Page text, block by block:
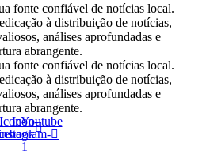
fonte confiável de notícias local.
à distribuição de notícias,
análises aprofundadas e
abrangente.
fonte confiável de notícias local.
à distribuição de notícias,
análises aprofundadas e
abrangente.
Icon-Icon-
1
Youtube